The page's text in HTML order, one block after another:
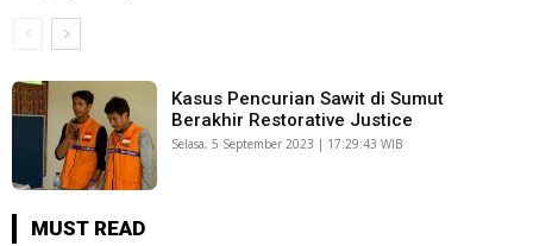
Kasus Pencurian Sawit di Sumut
Berakhir Restorative Justice
Selasa, 5 September 2023 | 17:29:43 WIB
MUST READ